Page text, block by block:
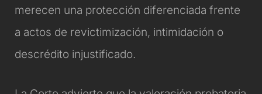
merecen una protección diferenciada frente
a actos de revictimización, intimidación o
descrédito injustificado.